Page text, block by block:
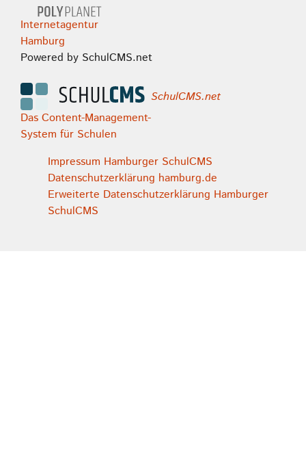
Internetagentur
Hamburg
Powered by SchulCMS.net
SchulCMS.net
Das Content-Management-
System für Schulen
Impressum Hamburger SchulCMS
Datenschutzerklärung hamburg.de
Erweiterte Datenschutzerklärung Hamburger
SchulCMS